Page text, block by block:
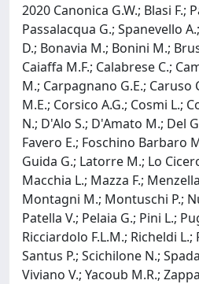
2020 Canonica G.W.; Blasi F.;
Passalacqua G.; Spanevello
D.; Bonavia M.; Bonini M.;
Caiaffa M.F.; Calabrese C.;
M.; Carpagnano G.E.; Caruso
M.E.; Corsico A.G.; Cosmi L.;
N.; D'Alo S.; D'Amato M.; Del
Favero E.; Foschino Barbaro
Guida G.; Latorre M.; Lo
Macchia L.; Mazza F.;
Montagni M.; Montuschi P.;
Patella V.; Pelaia G.; Pini L.;
Ricciardolo F.L.M.; Richeldi L.;
Santus P.; Scichilone N.;
Viviano V.; Yacoub M.R.;